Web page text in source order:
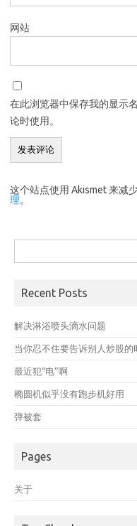
网站
在此浏览器中保存我的显示
论时使用。
这个站点使用 Akismet 来减
理。
索：
Recent Posts
解决淋浴喷头滴水问题
当你忍不住要告诉别人炒股的
最近犯“电”啊
椭圆机似乎没有跑步机好用
弹被套
Pages
关于